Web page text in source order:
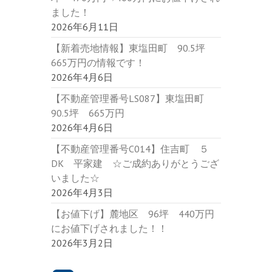
ました！
2026年6月11日
【新着売地情報】東塩田町 90.5坪
665万円の情報です！
2026年4月6日
【不動産管理番号LS087】東塩田町
90.5坪 665万円
2026年4月6日
【不動産管理番号C014】住吉町 ５
DK 平家建 ☆ご成約ありがとうござ
いました☆
2026年4月3日
【お値下げ】麓地区 96坪 440万円
にお値下げされました！！
2026年3月2日